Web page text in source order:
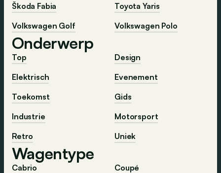
Škoda Fabia
Toyota Yaris
Volkswagen Golf
Volkswagen Polo
Onderwerp
Top
Design
Elektrisch
Evenement
Toekomst
Gids
Industrie
Motorsport
Retro
Uniek
Wagentype
Cabrio
Coupé